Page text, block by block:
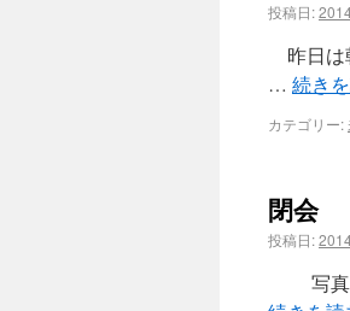
投稿日:
昨日は
… 続き
カテゴリー:
閉会
投稿日:
写真は